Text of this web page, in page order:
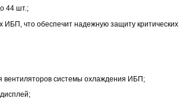
44 шт.;
ИБП, что обеспечит надежную защиту критических
вентиляторов системы охлаждения ИБП;